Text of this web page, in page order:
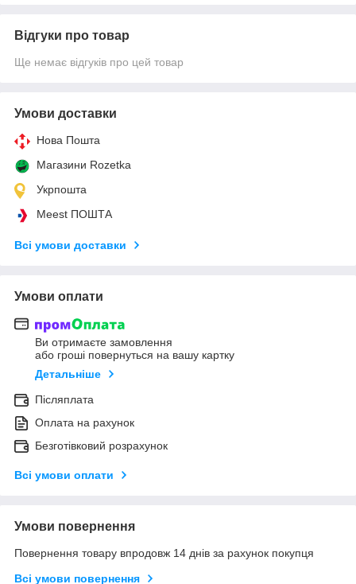
Відгуки про товар
Ще немає відгуків про цей товар
Умови доставки
Нова Пошта
Магазини Rozetka
Укрпошта
Meest ПОШТА
Всі умови доставки
Умови оплати
Ви отримаєте замовлення
або гроші повернуться на вашу картку
Детальніше
Післяплата
Оплата на рахунок
Безготівковий розрахунок
Всі умови оплати
Умови повернення
Повернення товару впродовж 14 днів за рахунок покупця
Всі умови повернення